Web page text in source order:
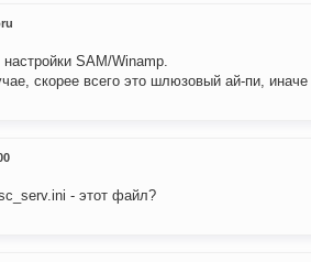
SAM/Winamp.
скорее всего это шлюзовый ай-пи, иначе
- этот файл?